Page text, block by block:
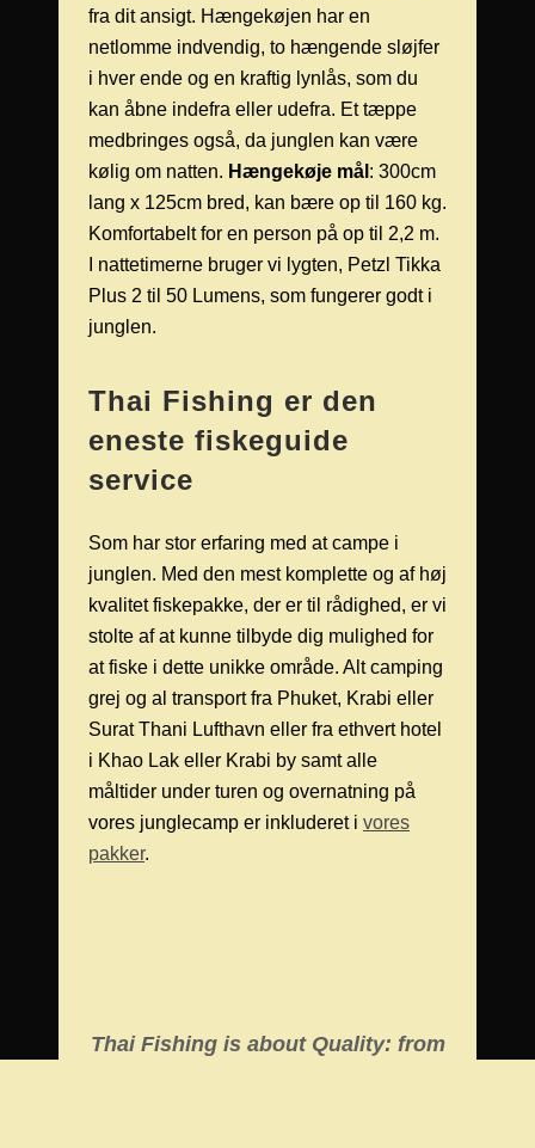
fra dit ansigt. Hængekøjen har en
netlomme indvendig, to hængende sløjfer
i hver ende og en kraftig lynlås, som du
kan åbne indefra eller udefra. Et tæppe
medbringes også, da junglen kan være
kølig om natten. Hængekøje mål : 300cm
lang x 125cm bred, kan bære op til 160 kg.
Komfortabelt for en person på op til 2,2 m.
I nattetimerne bruger vi lygten, Petzl Tikka
Plus 2 til 50 Lumens, som fungerer godt i
junglen.
Thai Fishing er den
eneste fiskeguide
service
Som har stor erfaring med at campe i
junglen. Med den mest komplette og af høj
kvalitet fiskepakke, der er til rådighed, er vi
stolte af at kunne tilbyde dig mulighed for
at fiske i dette unikke område. Alt camping
grej og al transport fra Phuket, Krabi eller
Surat Thani Lufthavn eller fra ethvert hotel
i Khao Lak eller Krabi by samt alle
måltider under turen og overnatning på
vores junglecamp er inkluderet i vores
pakker.
Thai Fishing is about Quality: from